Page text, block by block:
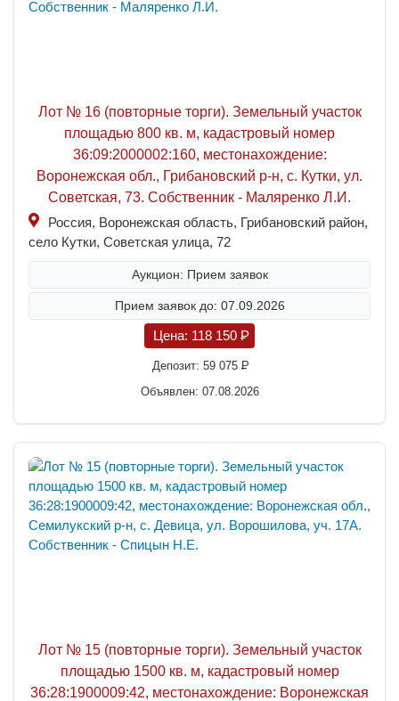
Лот № 16 (повторные торги). Земельный участок
площадью 800 кв. м, кадастровый номер
36:09:2000002:160, местонахождение:
Воронежская обл., Грибановский р-н, с. Кутки, ул.
Советская, 73. Собственник - Маляренко Л.И.
Россия, Воронежская область, Грибановский район,
село Кутки, Советская улица, 72
Аукцион: Прием заявок
Прием заявок до: 07.09.2026
Цена: 118 150 P
Депозит: 59 075P
Объявлен: 07.08.2026
Лот № 15 (повторные торги). Земельный участок
площадью 1500 кв. м, кадастровый номер
36:28:1900009:42, местонахождение: Воронежская